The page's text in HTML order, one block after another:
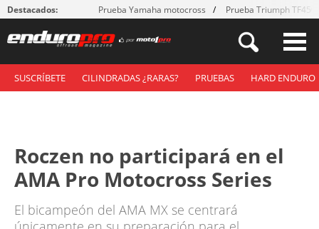
Destacados: Prueba Yamaha motocross Prueba Triumph
SUSCRÍBETE CILINDRADAS ¿RARAS? PRUEBAS HARD ENDURO
Roczen no participará en el
AMA Pro Motocross Series
El bicampeón del AMA MX se centrará